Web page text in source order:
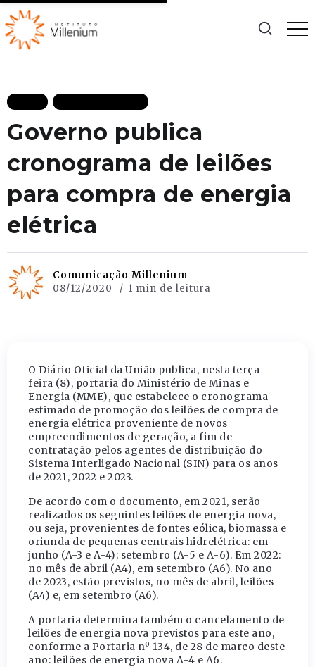
Governo publica
cronograma de leilões
para compra de energia
elétrica
Comunicação Millenium
08/12/2020 1 min de leitura
O Diário Oficial da União publica, nesta terça-
feira (8), portaria do Ministério de Minas e
Energia (MME), que estabelece o cronograma
estimado de promoção dos leilões de compra de
energia elétrica proveniente de novos
empreendimentos de geração, a fim de
contratação pelos agentes de distribuição do
Sistema Interligado Nacional (SIN) para os anos
de 2021, 2022 e 2023.
De acordo com o documento, em 2021, serão
realizados os seguintes leilões de energia nova,
ou seja, provenientes de fontes eólica, biomassa e
oriunda de pequenas centrais hidrelétrica: em
junho (A-3 e A-4); setembro (A-5 e A-6). Em 2022:
no mês de abril (A4), em setembro (A6). No ano
de 2023, estão previstos, no mês de abril, leilões
(A4) e, em setembro (A6).
A portaria determina também o cancelamento de
leilões de energia nova previstos para este ano,
conforme a Portaria nº 134, de 28 de março deste
ano: leilões de energia nova A-4 e A6.